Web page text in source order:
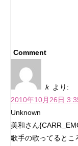
Comment
ｋ より:
2010年10月26日
Unknown
美和さん
歌手の歌ってるとこ